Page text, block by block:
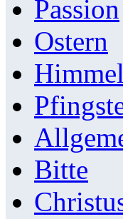
Passion
Ostern
Bitte